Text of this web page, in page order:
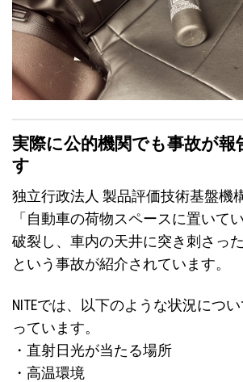
実際に公的機関でも事故が報
す
独立行政法人 製品評価技術基盤機構
「自動車の荷物スペースに置いて
破裂し、車内の天井に突き刺さった
という事故が紹介されています。
NITEでは、以下のような状況につ
っています。
・直射日光が当たる場所
・高温環境